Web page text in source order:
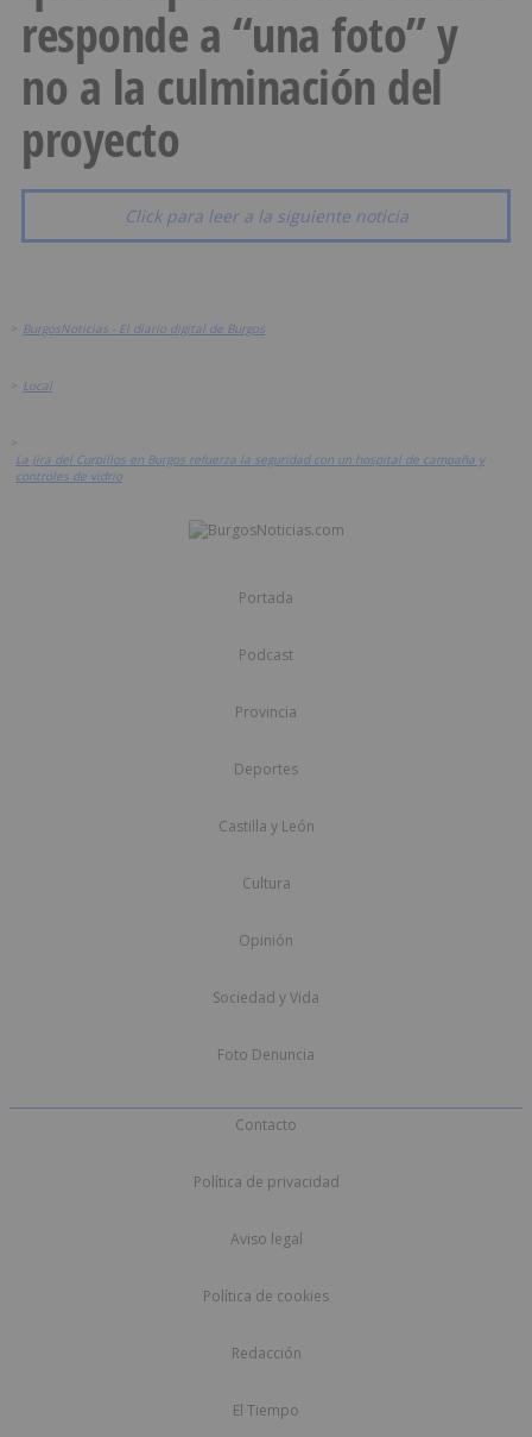
responde a “una foto” y
no a la culminación del
proyecto
Click para leer a la siguiente noticia
> BurgosNoticias - El diario digital de Burgos
> Local
>
La Jira del Curpillos en Burgos refuerza la seguridad con un hospital de campaña y
controles de vidrio
Portada
Podcast
Provincia
Deportes
Castilla y León
Cultura
Opinión
Sociedad y Vida
Foto Denuncia
Contacto
Política de privacidad
Aviso legal
Política de cookies
Redacción
El Tiempo